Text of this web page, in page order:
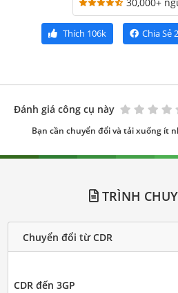
30,000+
Thích 106k Chia Sẻ
Đánh giá công cụ này
Bạn cần chuyển đổi và tải xuống ít
TRÌNH
Chuyển đổi từ CDR
CDR đến 3GP